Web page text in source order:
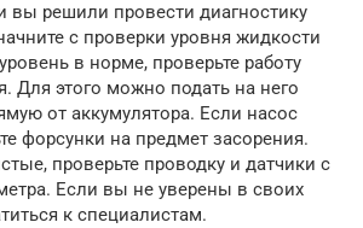
вы решили провести диагностику
с проверки уровня жидкости
в норме, проверьте работу
Для этого можно подать на него
от аккумулятора. Если насос
форсунки на предмет засорения.
проверьте проводку и датчики с
Если вы не уверены в своих
к специалистам.